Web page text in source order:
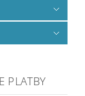
PLATBY